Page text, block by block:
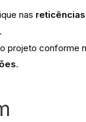
nas
.
projeto conforme
.